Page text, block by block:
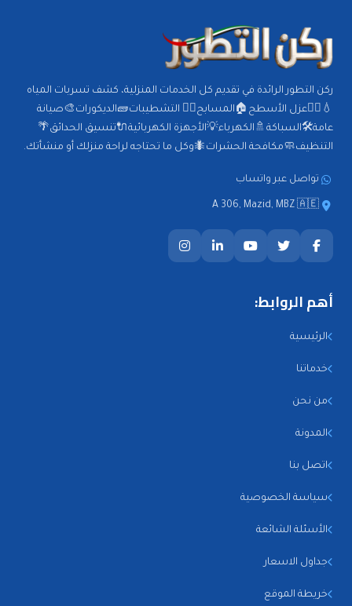
ركن التطور الرائدة في تقديم كل الخدمات المنزلية، كشف تسربات المياه
💧🕵️‍♂️عزل الأسطح🏠المسابح🏊‍♂️ التشطيبات🧱الديكورات🎨صيانة
عامة🛠️السباكة🚿الكهرباء💡الأجهزة الكهربائية🔌تنسيق الحدائق🌴
التنظيف🧼مكافحة الحشرات🐜وكل ما تحتاجه لراحة منزلك أو منشأتك.
تواصل عبر واتساب
A 306, Mazid, MBZ 🇦🇪
أهم الروابط:
الرئيسية
خدماتنا
من نحن
المدونة
اتصل بنا
سياسة الخصوصية
الأسئلة الشائعة
جداول الاسعار
خريطة الموقع